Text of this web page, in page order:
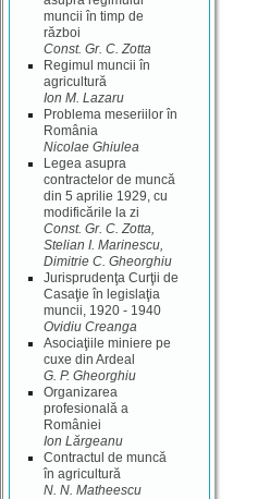
muncii în timp de
război
Const. Gr. C. Zotta
Regimul muncii în
agricultură
Ion M. Lazaru
Problema meseriilor în
România
Nicolae Ghiulea
Legea asupra
contractelor de muncă
din 5 aprilie 1929, cu
modificările la zi
Const. Gr. C. Zotta,
Stelian I. Marinescu,
Dimitrie C. Gheorghiu
Jurisprudenţa Curţii de
Casaţie în legislaţia
muncii, 1920 - 1940
Ovidiu Creanga
Asociaţiile miniere pe
cuxe din Ardeal
G. P. Gheorghiu
Organizarea
profesională a
României
Ion Lărgeanu
Contractul de muncă
în agricultură
N. N. Matheescu